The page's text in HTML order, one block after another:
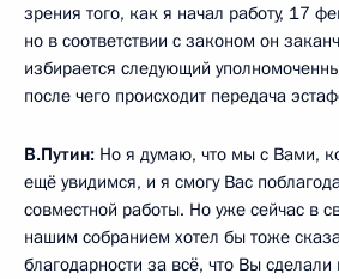
зрения того, как я начал работу, 17
но в соответствии с законом он
избирается следующий
после чего происходит передача
В.Путин: Но я думаю, что мы с Вами,
ещё увидимся, и я смогу Вас
совместной работы. Но уже сейчас в
нашим собранием хотел бы тоже
благодарности за всё, что Вы сделали